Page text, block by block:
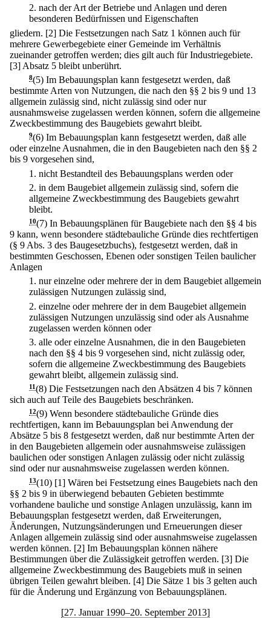
2. nach der Art der Betriebe und Anlagen und deren
besonderen Bedürfnissen und Eigenschaften
gliedern. [2] Die Festsetzungen nach Satz 1 können auch für
mehrere Gewerbegebiete einer Gemeinde im Verhältnis
zueinander getroffen werden; dies gilt auch für Industriegebiete.
[3] Absatz 5 bleibt unberührt.
8(5) Im Bebauungsplan kann festgesetzt werden, daß
bestimmte Arten von Nutzungen, die nach den §§ 2 bis 9 und 13
allgemein zulässig sind, nicht zulässig sind oder nur
ausnahmsweise zugelassen werden können, sofern die allgemeine
Zweckbestimmung des Baugebiets gewahrt bleibt.
9(6) Im Bebauungsplan kann festgesetzt werden, daß alle
oder einzelne Ausnahmen, die in den Baugebieten nach den §§ 2
bis 9 vorgesehen sind,
1. nicht Bestandteil des Bebauungsplans werden oder
2. in dem Baugebiet allgemein zulässig sind, sofern die
allgemeine Zweckbestimmung des Baugebiets gewahrt
bleibt.
10(7) In Bebauungsplänen für Baugebiete nach den §§ 4 bis
9 kann, wenn besondere städtebauliche Gründe dies rechtfertigen
(§ 9 Abs. 3 des Baugesetzbuchs), festgesetzt werden, daß in
bestimmten Geschossen, Ebenen oder sonstigen Teilen baulicher
Anlagen
1. nur einzelne oder mehrere der in dem Baugebiet allgemein
zulässigen Nutzungen zulässig sind,
2. einzelne oder mehrere der in dem Baugebiet allgemein
zulässigen Nutzungen unzulässig sind oder als Ausnahme
zugelassen werden können oder
3. alle oder einzelne Ausnahmen, die in den Baugebieten
nach den §§ 4 bis 9 vorgesehen sind, nicht zulässig oder,
sofern die allgemeine Zweckbestimmung des Baugebiets
gewahrt bleibt, allgemein zulässig sind.
11 (8) Die Festsetzungen nach den Absätzen 4 bis 7 können
sich auch auf Teile des Baugebiets beschränken.
12(9) Wenn besondere städtebauliche Gründe dies
rechtfertigen, kann im Bebauungsplan bei Anwendung der
Absätze 5 bis 8 festgesetzt werden, daß nur bestimmte Arten der
in den Baugebieten allgemein oder ausnahmsweise zulässigen
baulichen oder sonstigen Anlagen zulässig oder nicht zulässig
sind oder nur ausnahmsweise zugelassen werden können.
13(10) [1] Wären bei Festsetzung eines Baugebiets nach den
§§ 2 bis 9 in überwiegend bebauten Gebieten bestimmte
vorhandene bauliche und sonstige Anlagen unzulässig, kann im
Bebauungsplan festgesetzt werden, daß Erweiterungen,
Änderungen, Nutzungsänderungen und Erneuerungen dieser
Anlagen allgemein zulässig sind oder ausnahmsweise zugelassen
werden können. [2] Im Bebauungsplan können nähere
Bestimmungen über die Zulässigkeit getroffen werden. [3] Die
allgemeine Zweckbestimmung des Baugebiets muß in seinen
übrigen Teilen gewahrt bleiben. [4] Die Sätze 1 bis 3 gelten auch
für die Änderung und Ergänzung von Bebauungsplänen.
[27. Januar 1990–20. September 2013]